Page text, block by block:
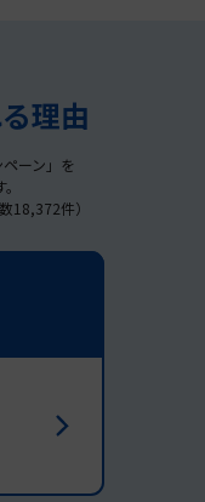
理由
ーン」を
18,372件）